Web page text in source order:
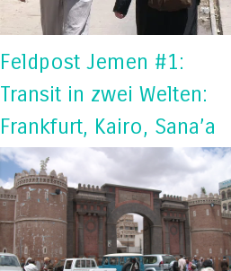
Feldpost Jemen #1:
Transit in zwei Welten:
Frankfurt, Kairo, Sana’a